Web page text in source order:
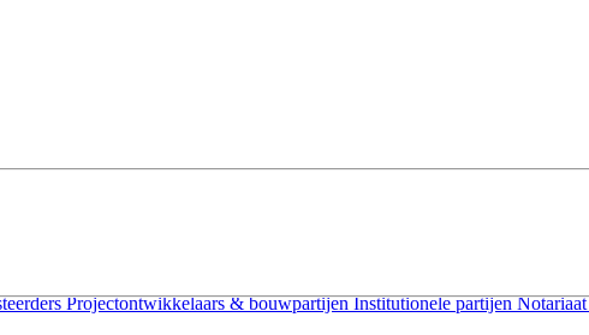
Projectontwikkelaars & bouwpartijen Institutionele partijen Notariaat